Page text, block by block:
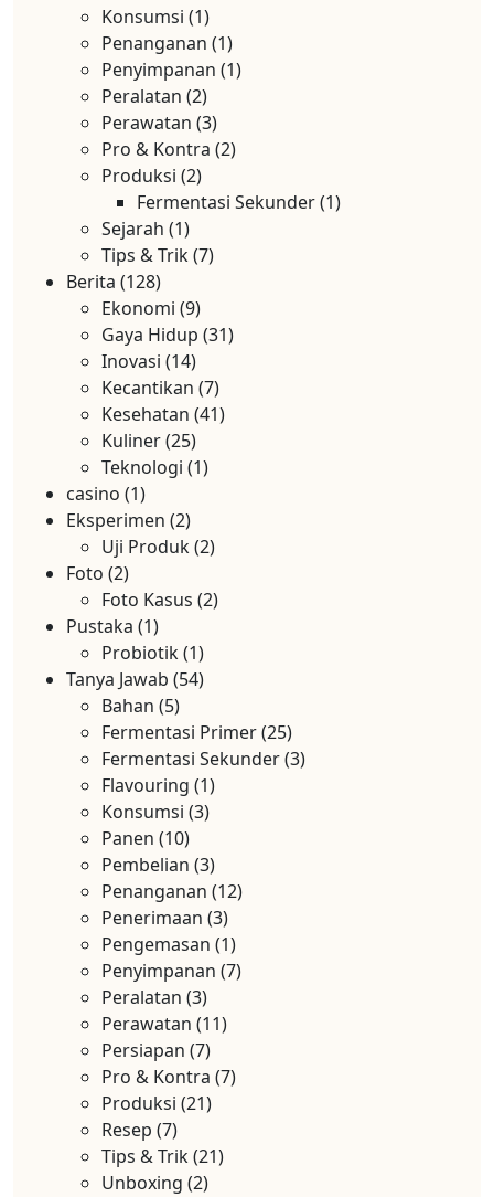
Konsumsi (1)
Penanganan (1)
Penyimpanan (1)
Peralatan (2)
Perawatan (3)
Pro & Kontra (2)
Produksi (2)
Fermentasi Sekunder(1)
Sejarah (1)
Tips & Trik(7)
Berita (128)
Ekonomi (9)
Gaya Hidup (31)
Inovasi (14)
Kecantikan (7)
Kesehatan (41)
Kuliner(25)
Teknologi (1)
casino (1)
Eksperimen (2)
Uji Produk(2)
Foto (2)
Foto Kasus (2)
Pustaka (1)
Probiotik(1)
Tanya Jawab (54)
Bahan (5)
Fermentasi Primer(25)
Fermentasi Sekunder(3)
Flavouring (1)
Konsumsi (3)
Panen (10)
Pembelian (3)
Penanganan (12)
Penerimaan (3)
Pengemasan (1)
Penyimpanan (7)
Peralatan (3)
Perawatan (11)
Persiapan (7)
Pro & Kontra (7)
Produksi (21)
Resep (7)
Tips & Trik(21)
Unboxing (2)